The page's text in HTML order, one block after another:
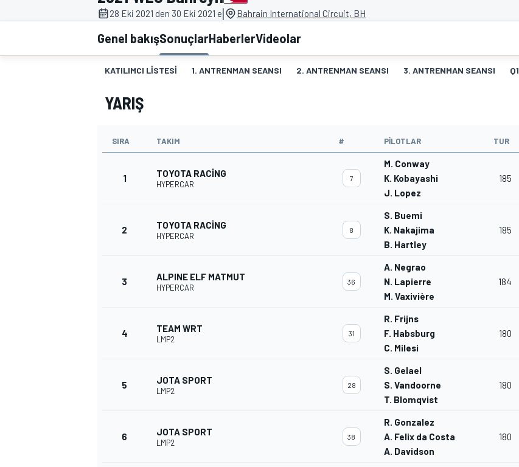
MOTOGP
28 Eki 2021 den 30 Eki 2021 e| Bahrain International Circuit, BH
Genel bakışSonuçlarHaberlerVideolar
KATILIMCI LISTESI 1. ANTRENMAN SEANSI 2. ANTRENMAN SEANSI 3. ANTRENMAN SEANSI Q1
YARIŞ
SIRA TAKIM # PILOTLAR TUR
1 TOYOTA RACING
HYPERCAR
7
M. Conway
K. Kobayashi
J. Lopez
185
2 TOYOTA RACING
HYPERCAR
8
S. Buemi
K. Nakajima
B. Hartley
185
3 ALPINE ELF MATMUT
HYPERCAR
36
A. Negrao
N. Lapierre
M. Vaxivière
184
4 TEAM WRT
LMP2
31
R. Frijns
F. Habsburg
C. Milesi
180
5 JOTA SPORT
LMP2
28
S. Gelael
S. Vandoorne
T. Blomqvist
180
6 JOTA SPORT
LMP2
38
R. Gonzalez
A. Felix da Costa
A. Davidson
180